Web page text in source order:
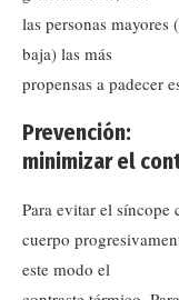
las personas
baja) las más
propensas a padecer
Prevención:
minimizar el
Para evitar el síncope
cuerpo
este modo el